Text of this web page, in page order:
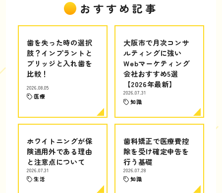
おすすめ記事
歯を失った時の選択
肢？インプラントと
ブリッジと入れ歯を
比較！
2026.08.05
医療
大阪市で月次コンサ
ルティングに強い
Webマーケティング
会社おすすめ5選
【2026年最新】
2026.07.31
知識
ホワイトニングが保
険適用外である理由
と注意点について
2026.07.31
生活
歯科矯正で医療費控
除を受け確定申告を
行う基礎
2026.07.28
知識